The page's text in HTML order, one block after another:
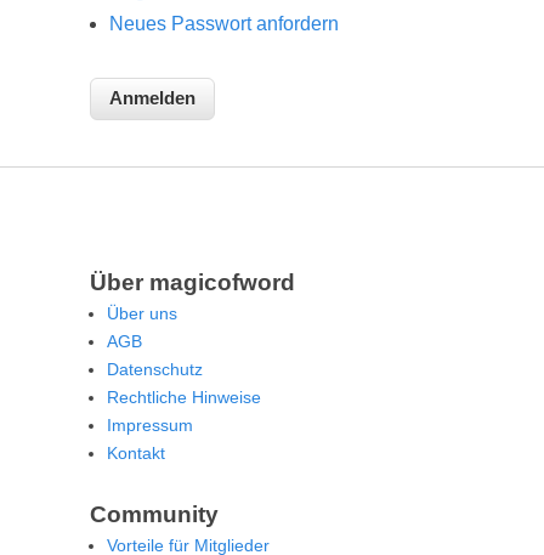
Neues Passwort anfordern
Über magicofword
Über uns
AGB
Datenschutz
Rechtliche Hinweise
Impressum
Kontakt
Community
Vorteile für Mitglieder